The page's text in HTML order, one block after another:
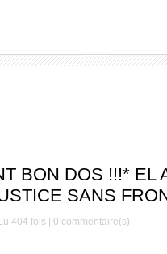
BON DOS !!!* EL
SANS
404 fois |0 commentaire(s)